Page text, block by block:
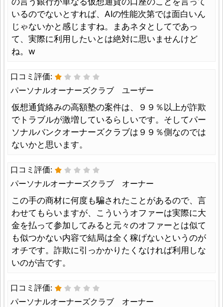
いるのでないとすれば、AIの性能次第では面白いん
じゃないかと感じますね。まあネタとしてであっ
て、実際に利用したいとは絶対に思いませんけど
ね。w
口コミ評価:
パーソナルオーナーズクラブ ユーザー
仮想通貨絡みの高額塾の案件は、９９％以上が詐欺
でトラブルが激増しているらしいです。そしてパー
ソナルバンクオーナーズクラブは９９％側なのでは
ないかと思います。
口コミ評価:
パーソナルオーナーズクラブ オーナー
この手の商材に何度も騙されたことがあるので、言
わせてもらいますが、こういうオファーは実際に大
金を払って参加してみると元々のオファーとは似て
も似つかない内容で結局は全く稼げないというのが
オチです。詐欺に引っかかりたくなければ利用しな
いのが吉です。
口コミ評価:
パーソナルオーナーズクラブ オーナー